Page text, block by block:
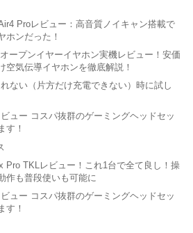
Proレビュー：高音質ノイキャン搭載で
ホンだった！
ープンイヤーイヤホン実機レビュー！安価
空気伝導イヤホンを徹底解説！
ない（片方だけ充電できない）時に試し
ュー コスパ抜群のゲーミングヘッドセッ
す！
Pro TKLレビュー！これ1台で全て良し！操
作も普段使いも可能に
ュー コスパ抜群のゲーミングヘッドセッ
す！